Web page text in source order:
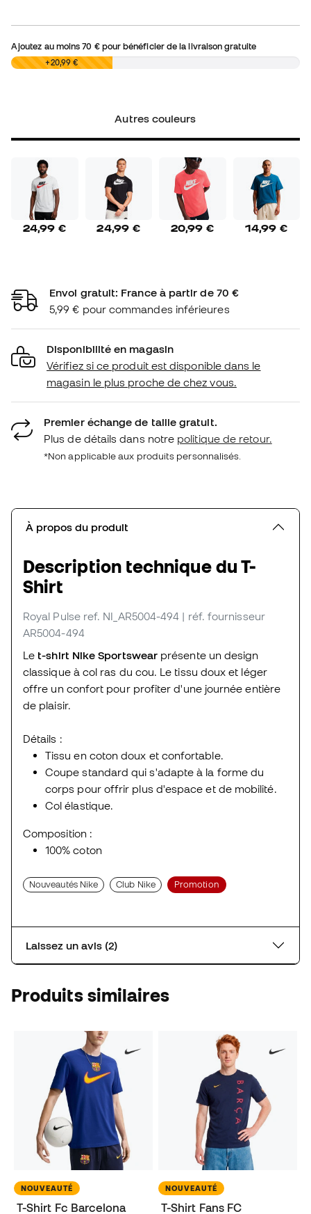
Ajoutez au moins70 €pour bénéficier de la livraison gratuite
0,00 € +20,99 €
Autres couleurs
24,99 € 24,99 € 20,99 € 14,99 €
Envoi gratuit: France à partir de 70 €
5,99 € pour commandes inférieures
Disponibilité en magasin
Vérifiez si ce produit est disponible dans le
magasin le plus proche de chez vous.
Premier échange de taille gratuit.
Plus de détails dans notre politique de retour.
*Non applicable aux produits personnalisés.
À propos du produit
Description technique du T-
Shirt
Royal Pulse ref. NI_AR5004-494 | réf. fournisseur
AR5004-494
Le t-shirt Nike Sportswear présente un design
classique à col ras du cou. Le tissu doux et léger
offre un confort pour profiter d'une journée entière
de plaisir.
Détails :
Tissu en coton doux et confortable.
Coupe standard qui s'adapte à la forme du
corps pour offrir plus d'espace et de mobilité.
Col élastique.
Composition :
100% coton
Nouveautés Nike Club Nike Promotion
Laissez un avis (2)
Produits similaires
NOUVEAUTÉ
T-Shirt Fc Barcelona
NOUVEAUTÉ
T-Shirt Fans FC